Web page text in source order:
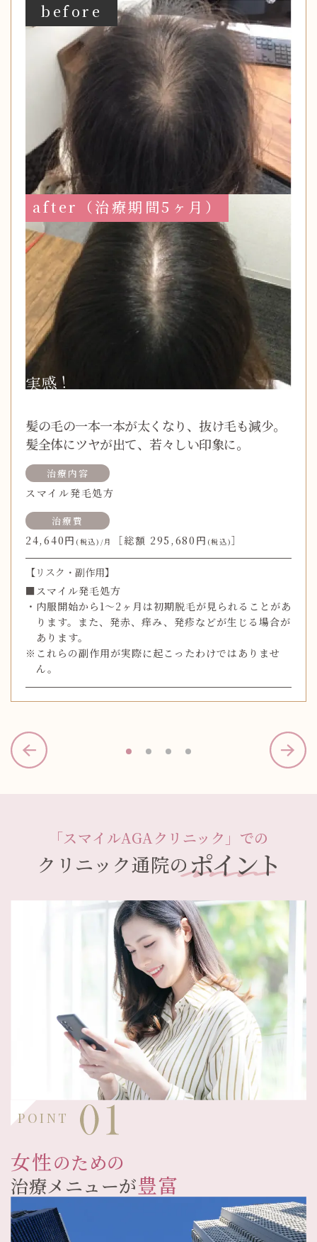
before
after（治療期間5ヶ月）
実感！
髪の毛の一本一本が太くなり、抜け毛も減少。
髪全体にツヤが出て、若々しい印象に。
治療内容
スマイル発毛処方
治療費
24,640円 (税込)/月 ［総額 295,680円 (税込)］
【リスク・副作用】
■ スマイル発毛処方
・ 内服開始から1～2ヶ月は初期脱毛が見られることがあ
ります。また、発赤、痒み、発疹などが生じる場合が
あります。
※ これらの副作用が実際に起こったわけではありませ
ん。
「スマイルAGAクリニック」での
クリニック通院のポイント
POINT
女性のための
治療メニューが豊富